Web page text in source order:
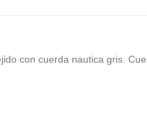
con cuerda nautica gris.